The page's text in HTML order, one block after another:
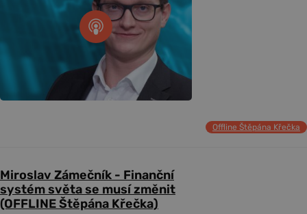
Offline Štěpána Křečka
Miroslav Zámečník - Finanční
systém světa se musí změnit
(OFFLINE Štěpána Křečka)